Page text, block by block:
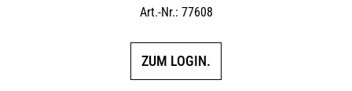
Art.-Nr.: 77608
ZUM LOGIN.